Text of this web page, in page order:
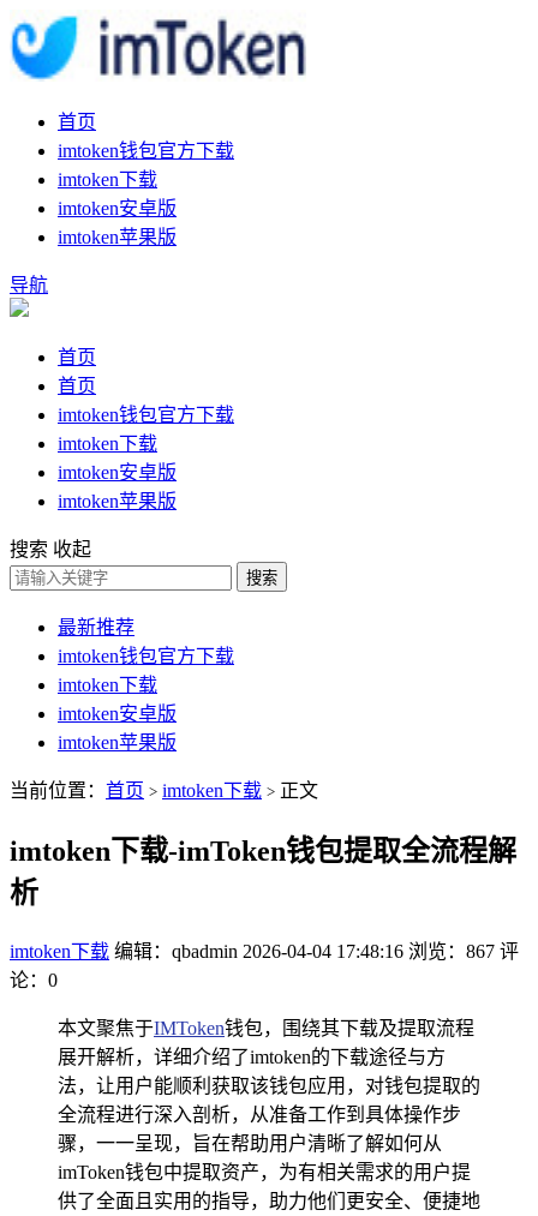
首页
imtoken钱包官方下载
imtoken下载
imtoken安卓版
imtoken苹果版
导航
首页
首页
imtoken钱包官方下载
imtoken下载
imtoken安卓版
imtoken苹果版
搜索 收起
搜索
最新推荐
imtoken钱包官方下载
imtoken下载
imtoken安卓版
imtoken苹果版
当前位置： 首页 > imtoken下载 > 正文
imtoken下载-imToken钱包提取全流程解
析
imtoken下载 编辑：qbadmin 2026-04-04 17:48:16 浏览：867 评
论：0
本文聚焦于IMToken钱包，围绕其下载及提取流程
展开解析，详细介绍了imtoken的下载途径与方
法，让用户能顺利获取该钱包应用，对钱包提取的
全流程进行深入剖析，从准备工作到具体操作步
骤，一一呈现，旨在帮助用户清晰了解如何从
imToken钱包中提取资产，为有相关需求的用户提
供了全面且实用的指导，助力他们更安全、便捷地